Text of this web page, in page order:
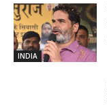
INDIA